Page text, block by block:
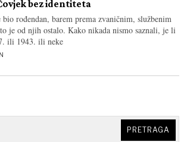
bez identiteta
rođendan, barem prema zvaničnim, službenim
je od njih ostalo. Kako nikada nismo saznali, je li
ili 1943. ili neke
PRETRAGA